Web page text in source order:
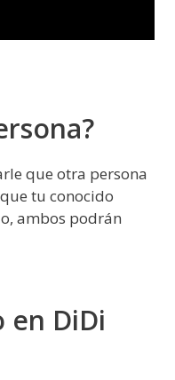
que otra persona
tu conocido
ambos podrán
en DiDi